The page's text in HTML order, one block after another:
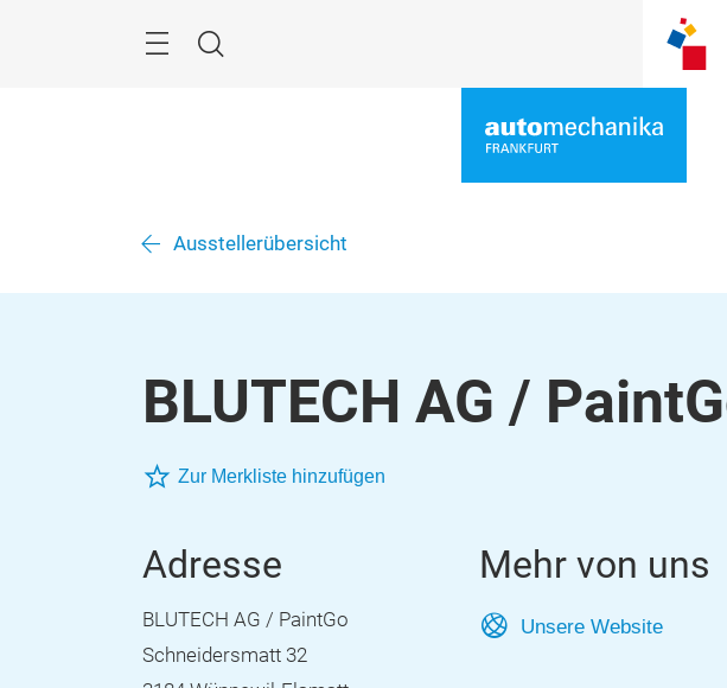
Suche
Ausstellerübersicht
BLUTECH AG /
Zur Merkliste hinzufügen
Adresse
BLUTECH AG / PaintGo
Schneidersmatt 32
Mehr von uns
Unsere Website